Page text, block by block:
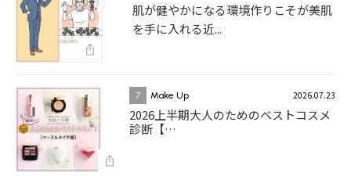
肌が健やかになる環境作りこそが美肌
を手に入れる近...
7 Make Up 2026.07.23
2026上半期大人のためのベストコスメ
診断【…